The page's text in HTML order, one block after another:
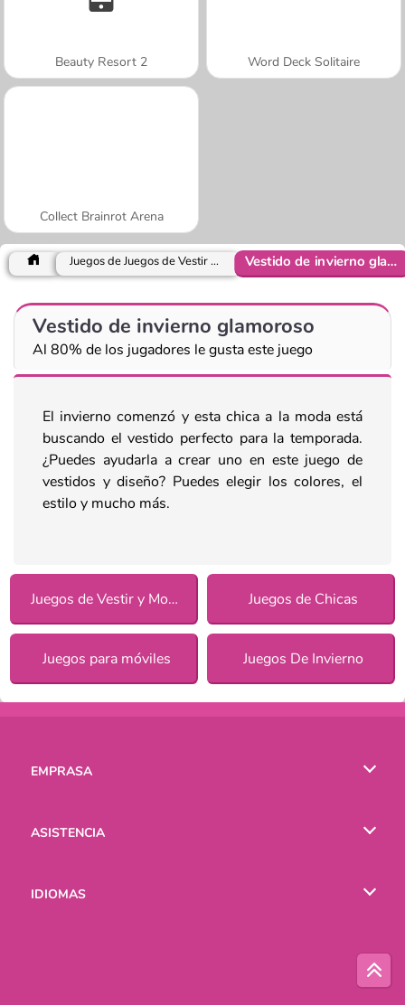
Beauty Resort 2 Word Deck Solitaire
Collect Brainrot Arena
Juegos de Juegos de Vestir y Moda Vestido de invierno glamoroso
Vestido de invierno glamoroso
Al 80% de los jugadores le gusta este juego
El invierno comenzó y esta chica a la moda está
buscando el vestido perfecto para la temporada.
¿Puedes ayudarla a crear uno en este juego de
vestidos y diseño? Puedes elegir los colores, el
estilo y mucho más.
Juegos de Vestir y Moda Juegos de Chicas
Juegos para móviles Juegos De Invierno
EMPRASA
ASISTENCIA
IDIOMAS